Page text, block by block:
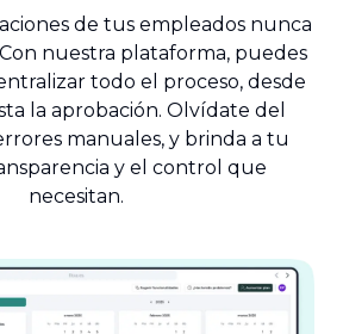
de tus empleados nunca
nuestra plataforma, puedes
todo el proceso, desde
la aprobación. Olvídate del
manuales, y brinda a tu
y el control que
necesitan.